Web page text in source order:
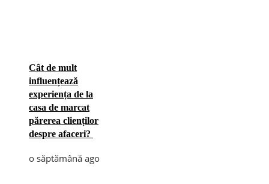
Cât de mult
influențează
experiența de la
casa de marcat
părerea clienților
despre afaceri?
o săptămână ago